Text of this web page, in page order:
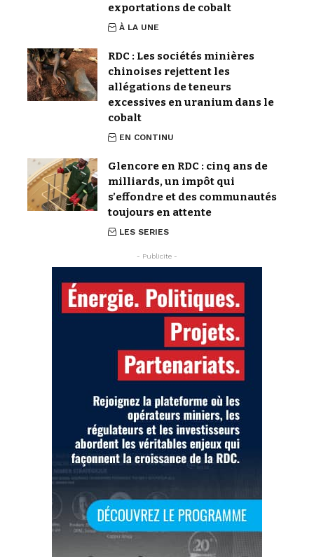
exportations de cobalt
À LA UNE
RDC : Les sociétés minières
chinoises rejettent les
allégations de teneurs
excessives en uranium dans le
cobalt
EN CONTINU
Glencore en RDC : cinq ans de
milliards, un impôt qui
s’effondre et des communautés
toujours en attente
LES SERIES
- Publicite -